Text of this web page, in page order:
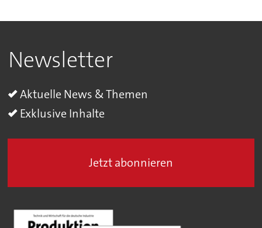
Newsletter
Aktuelle News & Themen
Exklusive Inhalte
Jetzt abonnieren